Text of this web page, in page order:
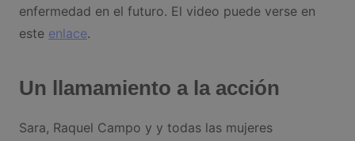
enfermedad en el futuro. El video puede verse en
este enlace.
Un llamamiento a la acción
Sara, Raquel Campo y y todas las mujeres